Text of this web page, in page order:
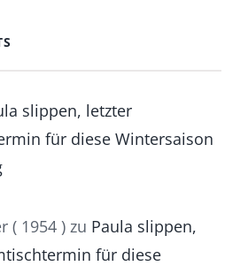
slippen, letzter
für diese Wintersaison
( 1954 ) zu Paula slippen,
für diese